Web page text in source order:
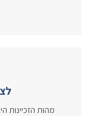
מהות הזכיינות